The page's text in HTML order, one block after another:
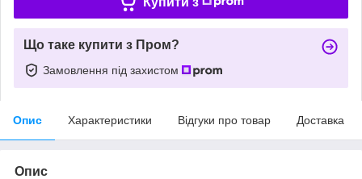
Що таке купити з Пром?
Замовлення під захистом
Опис Характеристики Відгуки про товар Доставка
Опис